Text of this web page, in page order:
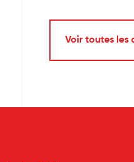
Voir toutes les